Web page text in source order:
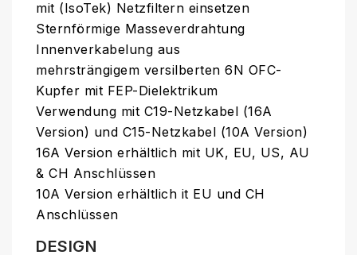
mit (IsoTek) Netzfiltern einsetzen
Sternförmige Masseverdrahtung
Innenverkabelung aus
mehrsträngigem versilberten 6N OFC-
Kupfer mit FEP-Dielektrikum
Verwendung mit C19-Netzkabel (16A
Version) und C15-Netzkabel (10A Version)
16A Version erhältlich mit UK, EU, US, AU
& CH Anschlüssen
10A Version erhältlich it EU und CH
Anschlüssen
DESIGN